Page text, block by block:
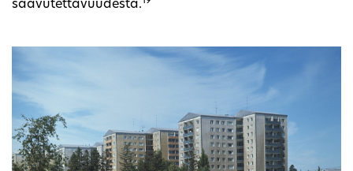
saavutettavuudesta.